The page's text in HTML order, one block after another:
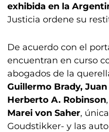
exhibida en la
Justicia ordene su
De acuerdo con el
encuentran en curso
abogados de la
Guillermo Brady,
Herberto A. Robinson
Marei von Saher,
Goudstikker- y las